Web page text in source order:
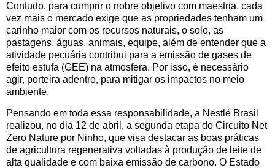
Contudo, para cumprir o nobre objetivo com maestria, cada
vez mais o mercado exige que as propriedades tenham um
carinho maior com os recursos naturais, o solo, as
pastagens, águas, animais, equipe, além de entender que a
atividade pecuária contribui para a emissão de gases de
efeito estufa (GEE) na atmosfera. Por isso, é necessário
agir, porteira adentro, para mitigar os impactos no meio
ambiente.
Pensando em toda essa responsabilidade, a Nestlé Brasil
realizou, no dia 12 de abril, a segunda etapa do Circuito Net
Zero Nature por Ninho, que visa destacar as boas práticas
de agricultura regenerativa voltadas à produção de leite de
alta qualidade e com baixa emissão de carbono. O Estado